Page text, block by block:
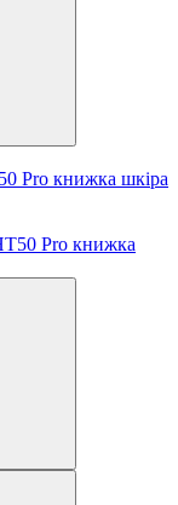
Pro книжка шкіра